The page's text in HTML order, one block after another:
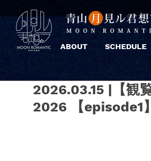
ABOUT SCHEDULE
2026.03.15 |【観
2026 【episode1